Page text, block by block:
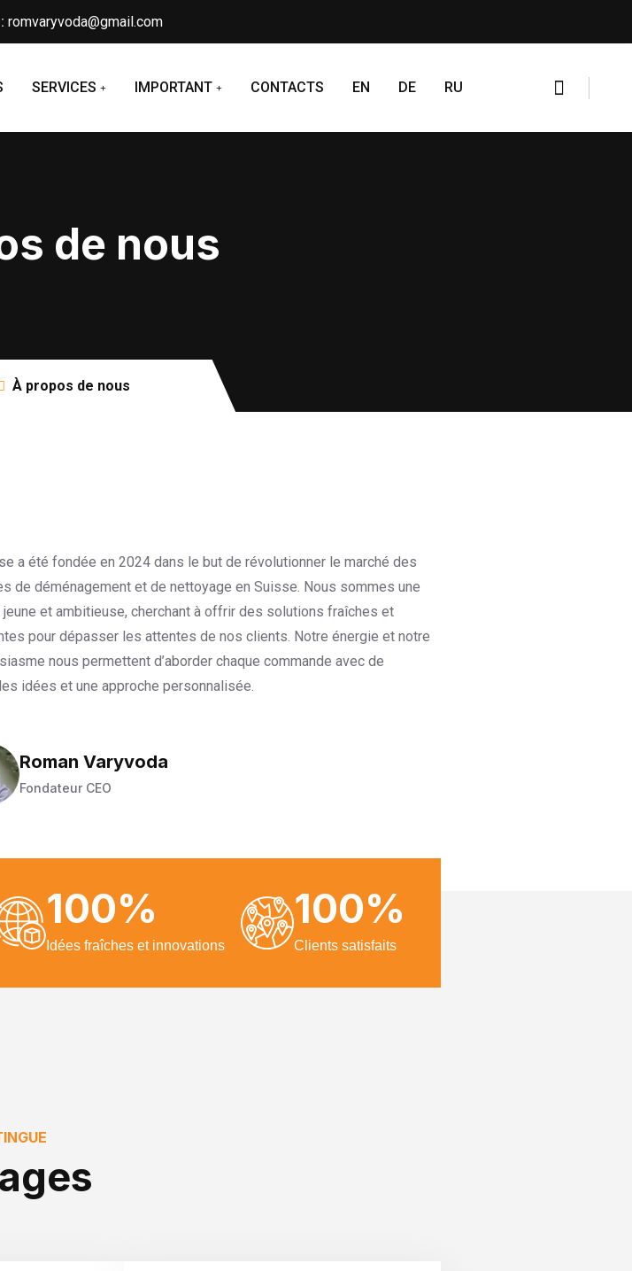
romvaryvoda@gmail.com
SERVICES IMPORTANT CONTACTS EN DE RU
de nous
À propos de nous
a été fondée en 2024 dans le but de révolutionner le marché des
de déménagement et de nettoyage en Suisse. Nous sommes une
jeune et ambitieuse, cherchant à offrir des solutions fraîches et
pour dépasser les attentes de nos clients. Notre énergie et notre
nous permettent d’aborder chaque commande avec de
idées et une approche personnalisée.
Roman Varyvoda
Fondateur CEO
100%
Idées fraîches et innovations
100%
Clients satisfaits